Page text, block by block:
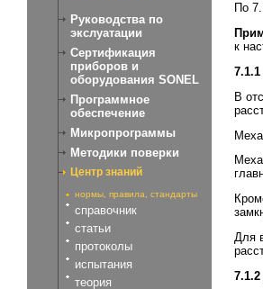
Руководства по
экслуатации
Сертификация
приборов и
оборудования SONEL
Программное
обеспечение
Микропрограммы
Методики поверки
Центр знаний
нормы, правила, стандарты
справочник
статьи
протоколы
испытания
теория
По
к
В
Для